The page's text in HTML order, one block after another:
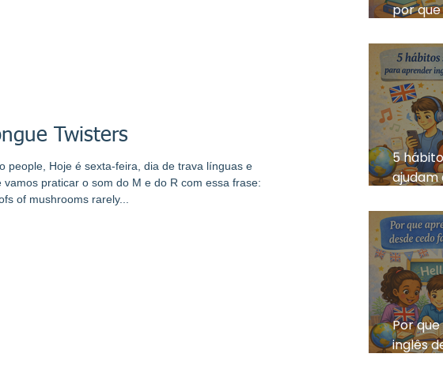
Twisters
people, Hoje é sexta-feira, dia de trava línguas e
vamos praticar o som do M e do R com essa frase:
of mushrooms rarely...
por que
5
ajudam
Por
inglês